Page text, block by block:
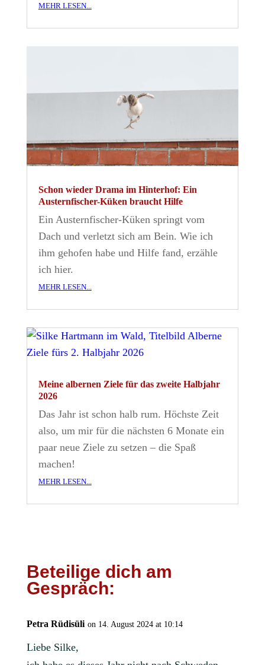
mehr lesen...
Schon wieder Drama im Hinterhof: Ein
Austernfischer-Küken braucht Hilfe
Ein Austernfischer-Küken springt vom
Dach und verletzt sich am Bein. Wie ich
ihm gehofen habe und Hilfe fand, erzähle
ich hier.
mehr lesen...
Meine albernen Ziele für das zweite Halbjahr
2026
Das Jahr ist schon halb rum. Höchste Zeit
also, um mir für die nächsten 6 Monate ein
paar neue Ziele zu setzen – die Spaß
machen!
mehr lesen...
Beteilige dich am
Gespräch:
Petra Rüdisüli on 14. August 2024 at 10:14
Liebe Silke,